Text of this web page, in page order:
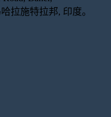
拉施特拉邦, 印度。